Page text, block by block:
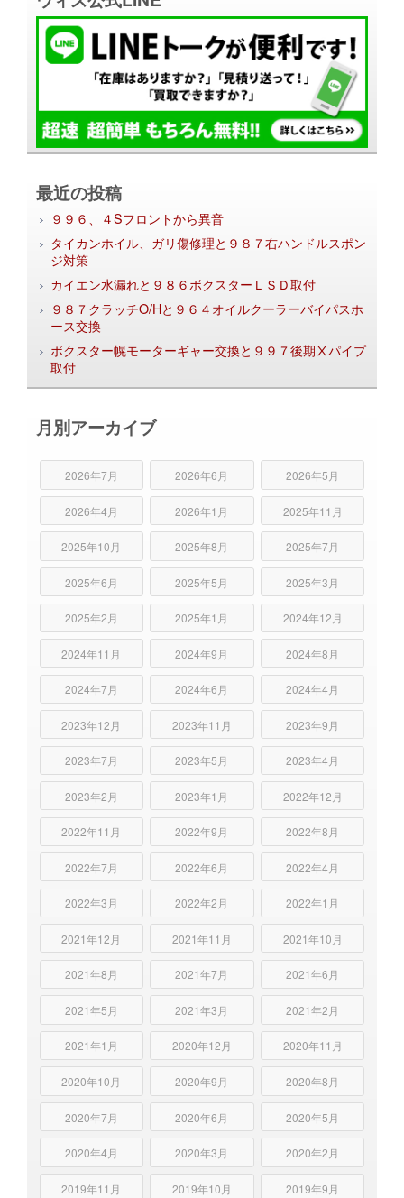
最近の投稿
９９６、４Sフロントから異音
タイカンホイル、ガリ傷修理と９８７右ハンドルスポン
ジ対策
カイエン水漏れと９８６ボクスターＬＳＤ取付
９８７クラッチO/Hと９６４オイルクーラーバイパスホ
ース交換
ボクスター幌モーターギャー交換と９９７後期Ⅹパイプ
取付
月別アーカイブ
2026年7月 2026年6月 2026年5月
2026年4月 2026年1月 2025年11月
2025年10月 2025年8月 2025年7月
2025年6月 2025年5月 2025年3月
2025年2月 2025年1月 2024年12月
2024年11月 2024年9月 2024年8月
2024年7月 2024年6月 2024年4月
2023年12月 2023年11月 2023年9月
2023年7月 2023年5月 2023年4月
2023年2月 2023年1月 2022年12月
2022年11月 2022年9月 2022年8月
2022年7月 2022年6月 2022年4月
2022年3月 2022年2月 2022年1月
2021年12月 2021年11月 2021年10月
2021年8月 2021年7月 2021年6月
2021年5月 2021年3月 2021年2月
2021年1月 2020年12月 2020年11月
2020年10月 2020年9月 2020年8月
2020年7月 2020年6月 2020年5月
2020年4月 2020年3月 2020年2月
2019年11月 2019年10月 2019年9月